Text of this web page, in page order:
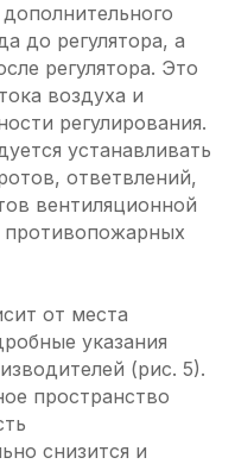
дополнительного
до регулятора, а
регулятора. Это
воздуха и
регулирования.
устанавливать
ответвлений,
вентиляционной
противо­пожарных
от места
указания
(рис. 5).
пространство
снизится и